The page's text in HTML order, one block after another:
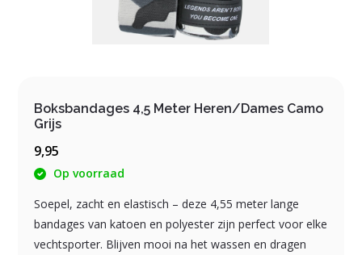
Boksbandages 4,5 Meter Heren/Dames Camo
Grijs
9,95
Op voorraad
Soepel, zacht en elastisch – deze 4,55 meter lange
bandages van katoen en polyester zijn perfect voor elke
vechtsporter. Blijven mooi na het wassen en dragen